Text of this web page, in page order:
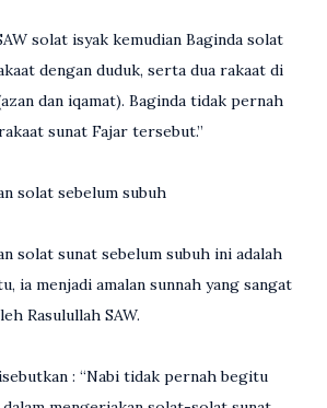
solat isyak kemudian Baginda solat
dengan duduk, serta dua rakaat di
dan iqamat). Baginda tidak pernah
sunat Fajar tersebut.”
solat sebelum subuh
solat sunat sebelum subuh ini adalah
ia menjadi amalan sunnah yang sangat
Rasulullah SAW.
: “Nabi tidak pernah begitu